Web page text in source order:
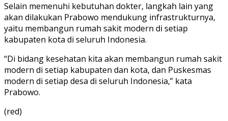
Selain memenuhi kebutuhan dokter, langkah lain yang
akan dilakukan Prabowo mendukung infrastrukturnya,
yaitu membangun rumah sakit modern di setiap
kabupaten kota di seluruh Indonesia.
“Di bidang kesehatan kita akan membangun rumah sakit
modern di setiap kabupaten dan kota, dan Puskesmas
modern di setiap desa di seluruh Indonesia,” kata
Prabowo.
(red)